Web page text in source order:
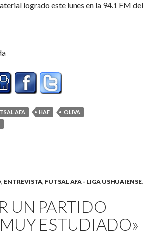
logrado este lunes en la 94.1 FM del
demostrando que siempre somos
AFA HAF
OLIVA
, ENTREVISTA, FUTSAL AFA - LIGA USHUAIENSE,
UN PARTIDO
ESTUDIADO»